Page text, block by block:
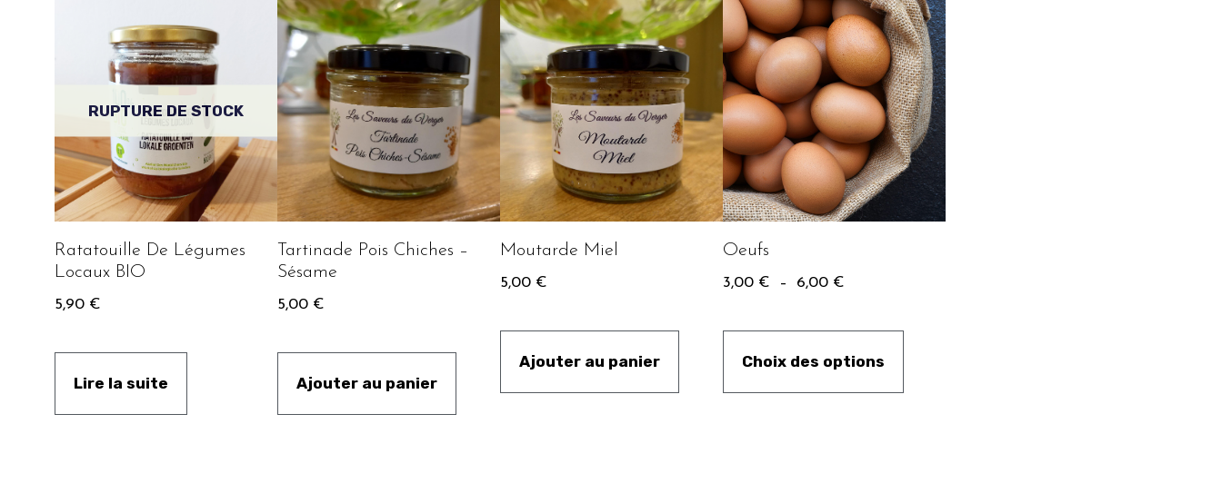
RUPTURE DE STOCK
Ratatouille De Légumes
Locaux BIO
5,90 €
Lire la suite
Tartinade Pois Chiches –
Sésame
5,00 €
Ajouter au panier
Moutarde Miel
5,00 €
Ajouter au panier
Oeufs
3,00 € – 6,00 €
Choix des options